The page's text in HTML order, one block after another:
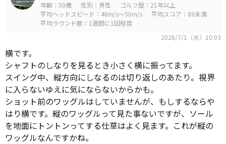
年齢：50歳 性別：男性
ゴルフ歴：21年以上
平均ヘッドスピード：46m/s～50m/s
平均スコア：80未満
平均ラウンド数：1週間に1回程度
2026/7/1（水）10:03
横です。
シャフトのしなりを見るとき小さく横に振ってます。
スイング中、縦方向にしなるのは切り返しのあたり。視界
に入らないゆえに気にならないからかも。
ショット前のワッグルはしていませんが、もしするならや
はり横です。縦のワッグルって見た事ないですが、ソール
を地面にトントンってする仕草はよく見ます。これが縦の
ワッグルなんですかね。